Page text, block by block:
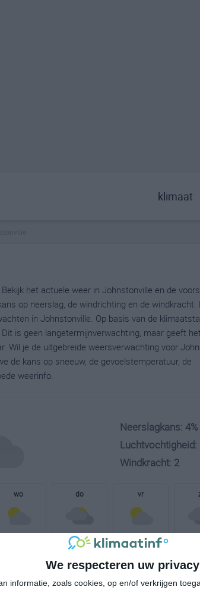
We respecteren uw privacy
informatie, zoals cookies, op en/of verkrijgen
klimaat
het actuele weer in Johnstonville en de
op neerslag, de windrichting en de windkracht.
in Johnstonville. Op basis van de
is geen langetermijnverwachting, maar geeft het
Wil je de uitgebreide weersverwachting voor
de kans op sneeuw, de gevoelstemperatuur, de
weerinfo.
Neerslagkans: 4%
Luchtvochtigheid:
Windkracht: 2
wo do
32° 13°
vr
12°
35°C 27°C 21°C